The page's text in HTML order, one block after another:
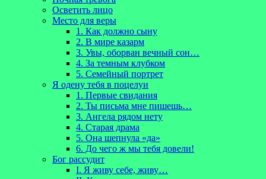
Осветить лицо
Место для веры
1. Как должно сыну
2. В мире казарм
3. Увы, оборван вечный сон…
4. За темным клубком
5. Семейный портрет
Я одену тебя в поцелуи
1. Первые свидания
2. Ты письма мне пишешь…
3. Ангела рядом нету
4. Старая драма
5. Она шепнула «да»
6. До чего ж мы тебя довели!
Бог рассудит
I. Я живу себе, живу…